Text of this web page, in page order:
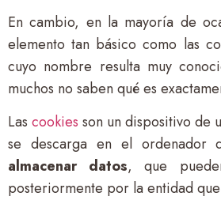
En cambio, en la mayoría de
elemento tan básico como las
cuyo nombre resulta muy
muchos no saben qué es
Las cookies son un dispositivo de
se descarga en el ordenador
almacenar datos, que
posteriormente por la entidad que